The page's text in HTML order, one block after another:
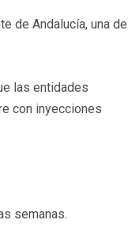
de Andalucía, una de
las entidades
con inyecciones
semanas.